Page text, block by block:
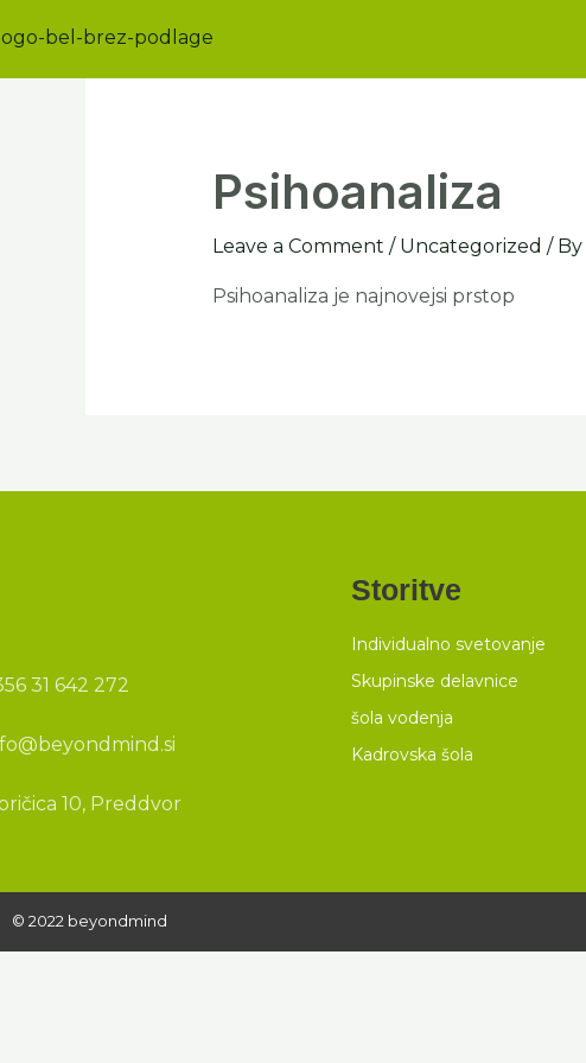
Psihoanaliza
Leave a Comment / Uncategorized / By
Psihoanaliza je najnovejsi prstop
31 642 272
10, Preddvor
Storitve
Individualno svetovanje
Skupinske delavnice
šola vodenja
Kadrovska šola
© 2022 beyondmind